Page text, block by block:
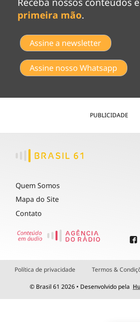
primeira mão.
Assine a newsletter
Assine nosso Whatsapp
PUBLICIDADE
Quem Somos
Mapa do Site
Contato
Política de privacidade Termos &
© Brasil 61 2026 • Desenvolvido pela